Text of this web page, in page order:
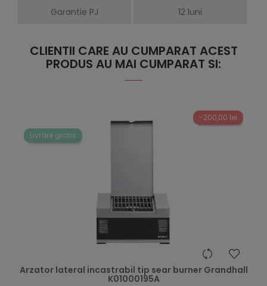
Garantie PJ 12 luni
CLIENTII CARE AU CUMPARAT ACEST
PRODUS AU MAI CUMPARAT SI:
-200,00 lei
Livrare gratis
Arzator lateral incastrabil tip sear burner Grandhall
K01000195A